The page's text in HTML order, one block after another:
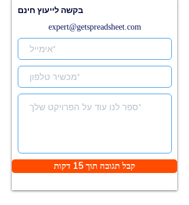
בקשה לייעוץ חינם
expert@getspreadsheet.com
קבל תגובה תוך 15 דקות